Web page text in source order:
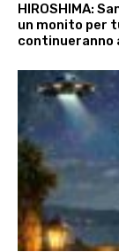
HIROSHIMA:
un monito per
continueranno